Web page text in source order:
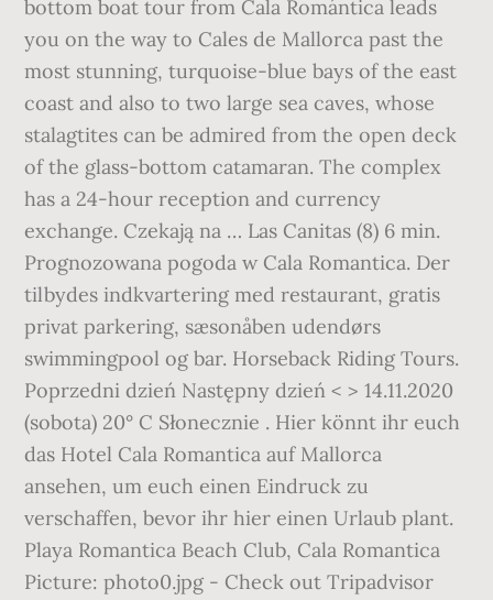
bottom boat tour from Cala Romántica leads
you on the way to Cales de Mallorca past the
most stunning, turquoise-blue bays of the east
coast and also to two large sea caves, whose
stalagtites can be admired from the open deck
of the glass-bottom catamaran. The complex
has a 24-hour reception and currency
exchange. Czekają na … Las Canitas (8) 6 min.
Prognozowana pogoda w Cala Romantica. Der
tilbydes indkvartering med restaurant, gratis
privat parkering, sæsonåben udendørs
swimmingpool og bar. Horseback Riding Tours.
Poprzedni dzień Następny dzień < > 14.11.2020
(sobota) 20° C Słonecznie . Hier könnt ihr euch
das Hotel Cala Romantica auf Mallorca
ansehen, um euch einen Eindruck zu
verschaffen, bevor ihr hier einen Urlaub plant.
Playa Romantica Beach Club, Cala Romantica
Picture: photo0.jpg - Check out Tripadvisor